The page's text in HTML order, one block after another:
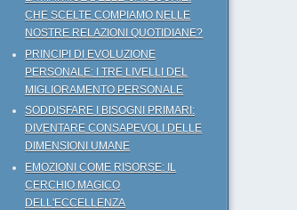
CHE SCELTE COMPIAMO NELLE
NOSTRE RELAZIONI QUOTIDIANE?
PRINCIPI DI EVOLUZIONE
PERSONALE: I TRE LIVELLI DEL
MIGLIORAMENTO PERSONALE
SODDISFARE I BISOGNI PRIMARI:
DIVENTARE CONSAPEVOLI DELLE
DIMENSIONI UMANE
EMOZIONI COME RISORSE: IL
CERCHIO MAGICO
DELL'ECCELLENZA